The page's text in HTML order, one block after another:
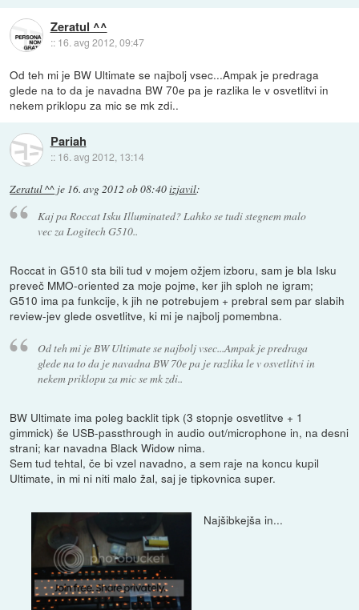
Zeratul ^^
:: 16. avg 2012, 09:47
Od teh mi je BW Ultimate se najbolj vsec...Ampak je predraga
glede na to da je navadna BW 70e pa je razlika le v osvetlitvi in
nekem priklopu za mic se mk zdi..
Pariah
:: 16. avg 2012, 13:14
Zeratul ^^ je 16. avg 2012 ob 08:40izjavil:
Kaj pa Roccat Isku Illuminated? Lahko se tudi stegnem malo
vec za Logitech G510..
Roccat in G510 sta bili tud v mojem ožjem izboru, sam je bla Isku
preveč MMO-oriented za moje pojme, ker jih sploh ne igram;
G510 ima pa funkcije, k jih ne potrebujem + prebral sem par slabih
review-jev glede osvetlitve, ki mi je najbolj pomembna.
Od teh mi je BW Ultimate se najbolj vsec...Ampak je predraga
glede na to da je navadna BW 70e pa je razlika le v osvetlitvi in
nekem priklopu za mic se mk zdi..
BW Ultimate ima poleg backlit tipk (3 stopnje osvetlitve + 1
gimmick) še USB-passthrough in audio out/microphone in, na desni
strani; kar navadna Black Widow nima.
Sem tud tehtal, če bi vzel navadno, a sem raje na koncu kupil
Ultimate, in mi ni niti malo žal, saj je tipkovnica super.
Najšibkejša in...